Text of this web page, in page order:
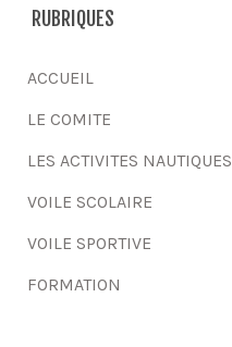
RUBRIQUES
ACCUEIL
LE COMITE
LES ACTIVITES NAUTIQUES
VOILE SCOLAIRE
VOILE SPORTIVE
FORMATION